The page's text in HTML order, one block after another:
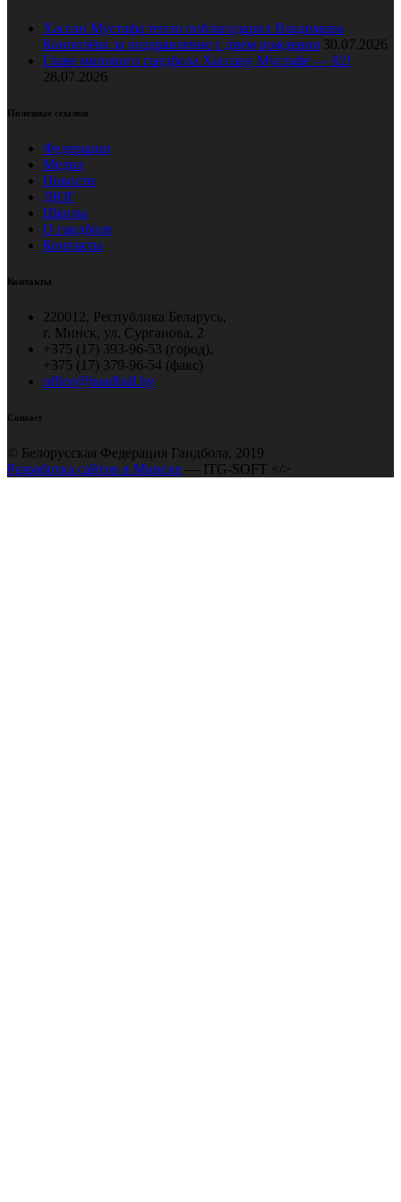
Хассан Мустафа тепло поблагодарил Владимира
Коноплёва за поздравление с днем рождения 30.07.2026
Главе мирового гандбола Хассану Мустафе — 82!
28.07.2026
Полезные ссылки
Федерация
Медиа
Новости
ДЮГ
Школы
О гандболе
Контакты
Контакты
220012, Республика Беларусь,
г. Минск, ул. Сурганова, 2
+375 (17) 393-96-53 (город),
+375 (17) 379-96-54 (факс)
office@handball.by
Contact
© Белорусская Федерация Гандбола, 2019
Разработка сайтов в Минске — ITG-SOFT </>